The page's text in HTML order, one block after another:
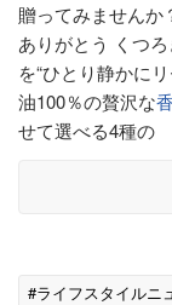
贈ってみませんか
ありがとう くつ
を“ひとり静かに
油100％の贅沢な
せて選べる4種の
#ライフスタイルニ